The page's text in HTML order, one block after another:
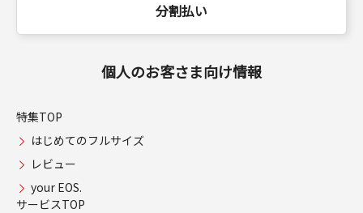
分割払い
個人のお客さま向け情報
特集TOP
はじめてのフルサイズ
レビュー
your EOS.
サービスTOP